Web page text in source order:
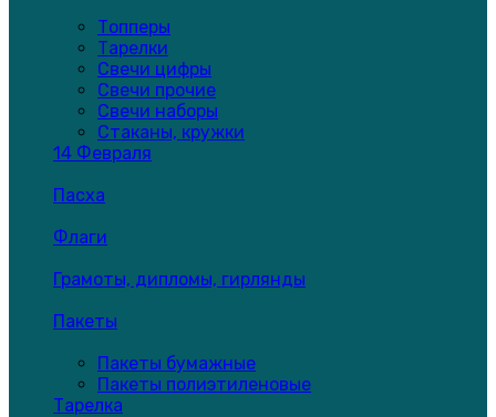
Топперы
Тарелки
Свечи цифры
Свечи прочие
Свечи наборы
Стаканы, кружки
14 Февраля
Пасха
Флаги
Грамоты, дипломы, гирлянды
Пакеты
Пакеты бумажные
Пакеты полиэтиленовые
Тарелка